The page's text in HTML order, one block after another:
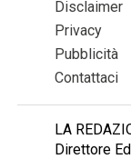
Disclaimer
Privacy
Pubblicità
Contattaci
LA
Direttore